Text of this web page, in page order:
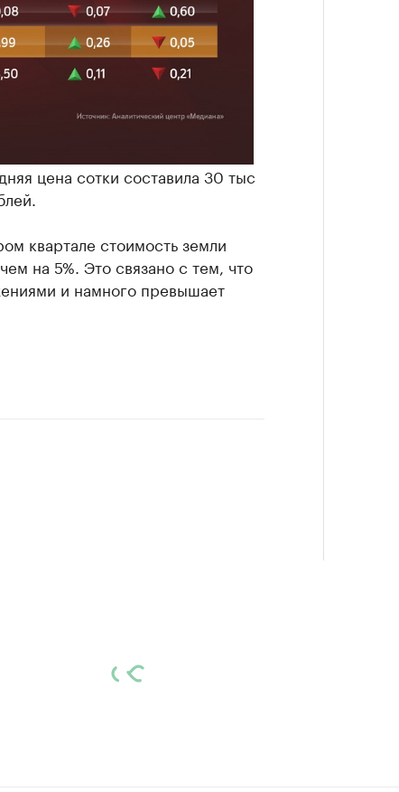
цена сотки составила 30 тыс
квартале стоимость земли
на 5%. Это связано с тем, что
и намного превышает